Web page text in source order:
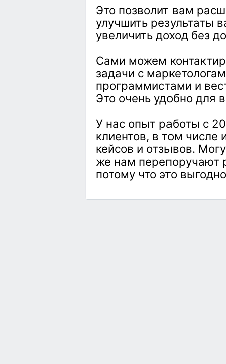
Это позволит вам
улучшить результаты
увеличить доход без
Сами можем
задачи с
программистами и
Это очень удобно для
У нас опыт работы с
клиентов, в том
кейсов и отзывов.
же нам перепоручают
потому что это